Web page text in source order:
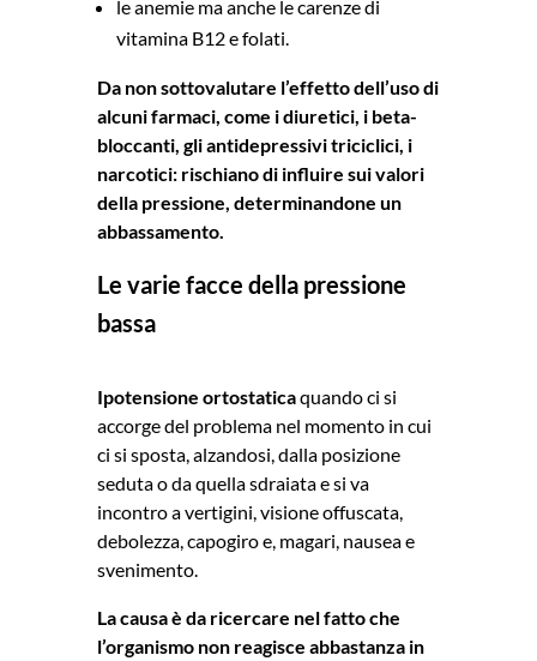
le anemie ma anche le carenze di
vitamina B12 e folati.
Da non sottovalutare l’effetto dell’uso di
alcuni farmaci, come i diuretici, i beta-
bloccanti, gli antidepressivi triciclici, i
narcotici: rischiano di influire sui valori
della pressione, determinandone un
abbassamento.
Le varie facce della pressione
bassa
Ipotensione ortostaticaquando ci si
accorge del problema nel momento in cui
ci si sposta, alzandosi, dalla posizione
seduta o da quella sdraiata e si va
incontro a vertigini, visione offuscata,
debolezza, capogiro e, magari, nausea e
svenimento.
La causa è da ricercare nel fatto che
l’organismo non reagisce abbastanza in